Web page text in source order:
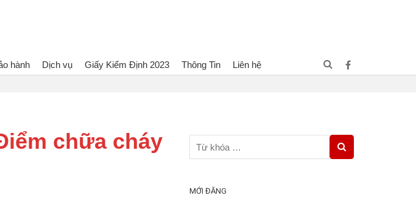
hành Dịch vụ Giấy Kiểm Định 2023 Thông Tin Liên hệ
cháy Dragon - Vietlink Vietnam Tin tức Hà Đông, Hà Nội: Xây dựng 74 “Điểm chữa cháy công cộng”
chữa cháy
MỚI ĐĂNG